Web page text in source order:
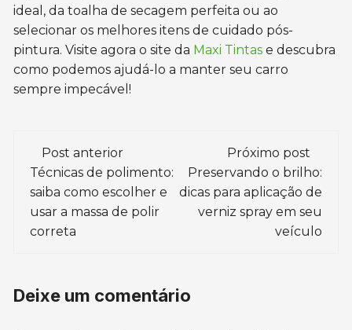
ideal, da toalha de secagem perfeita ou ao
selecionar os melhores itens de cuidado pós-
pintura. Visite agora o site da Maxi Tintas e descubra
como podemos ajudá-lo a manter seu carro
sempre impecável!
Navegação
de
post
Post anterior
Técnicas de polimento:
saiba como escolher e
usar a massa de polir
correta
Próximo post
Preservando o brilho:
dicas para aplicação de
verniz spray em seu
veículo
Deixe um comentário